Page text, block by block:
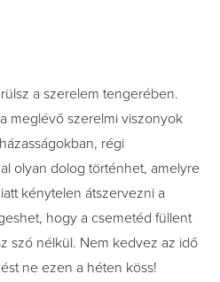
a szerelem tengerében.
meglévő szerelmi viszonyok
régi
olyan dolog történhet, amelyre
kénytelen átszervezni a
hogy a csemetéd füllent
szó nélkül. Nem kedvez az idő
ne ezen a héten köss!